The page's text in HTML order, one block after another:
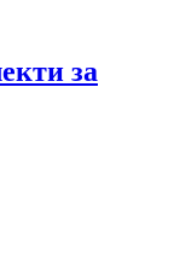
за